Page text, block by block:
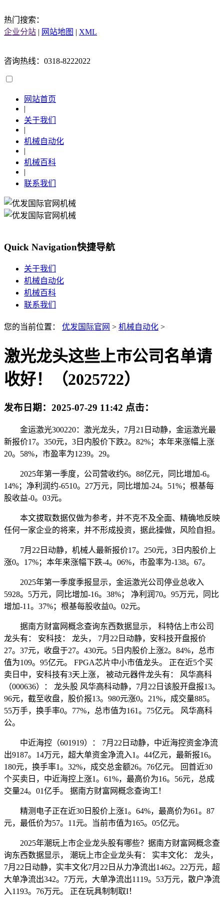
热门搜索：
企业分站 | 网站地图 | XML
咨询热线：0318-8222022
网站首页
|
关于我们
|
机械自动化
|
机械百科
|
联系我们
Quick Navigation快捷导航
关于我们
机械自动化
机械百科
联系我们
您的当前位置： 优发国际官网 > 机械自动化 >
激光龙头这些上市公司名单请
收好！（2025722）
发布日期： 2025-07-29 11:42 点击：
金运激光300220：激光龙头，7月21日动静，金运激光最
新报价17。350元，3日内股价下跌2。82%；本年来涨幅上涨
20。58%，市盈率为1239。29。
2025年第一季度，公司营收约6。88亿元，同比增加-6。
14%；净利润约-6510。27万元，同比增加-24。51%；根基每
股收益-0。03元。
本文拔取数据仅做为参考，并不克不及全面、精确地反映
任何一家企业的将来，并不形成投资，据此操做，风险自担。
7月22日动静，机械人最新报价17。250元，3日内股价上
涨0。17%；本年来涨幅下跌-4。06%，市盈率为-138。67。
2025年第一季度季报显示，金运激光公司停业总收入
5928。5万元，同比增加-16。38%； 净利润70。95万元，同比
增加-11。37%；根基每股收益0。02元。
据南方财富网概念查询东西数据显示， 科特估上市公司
龙头有： 安科技： 龙头， 7月22日动静，安科技开盘报价
27。37元，收盘于27。430元。5日内股价上涨2。84%，总市
值为109。95亿元。 FPGA芯片中小市值龙头。 正在近5个买
卖日中，安科技有3天上涨， 被动元器件龙头有： 风华高科
（000636）： 龙头股 风华高科动静，7月22日该股开盘报13。
96元，截至收盘，股价报13。980元涨0。21%，成交量885。
55万手，换手率0。77%，总市值为161。75亿元。 风华高科
公。
中近海控（601919）： 7月22日动静，中近海控资金净流
出9187。14万元，超大单资金净流入1。44亿元，最新报16。
180元，换手率1。32%，成交总金额26。76亿元。 回首近30
个买卖日，中近海控上涨1。61%，最高价为16。56元，总成
交量24。01亿手。 据南方财富网概念查询工！
精测电子正在近30日股价上涨1。64%，最高价为61。87
元，最低价为57。11元。当前市值为165。05亿元。
2025年潮玩上市企业龙头股有哪些？据南方财富网概念查
询东西数据显示， 潮玩上市企业龙头有： 实丰文化： 龙头，
7月22日动静，实丰文化7月22日从力净流出1462。22万元，超
大单净流出342。7万元，大单净流出1119。53万元，散户净流
入1193。76万元。 正在玩具制制取I！